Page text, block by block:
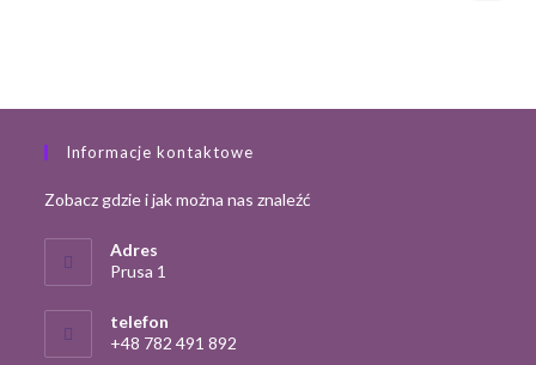
Informacje kontaktowe
Zobacz gdzie i jak można nas znaleźć
Adres
Prusa 1
telefon
+48 782 491 892